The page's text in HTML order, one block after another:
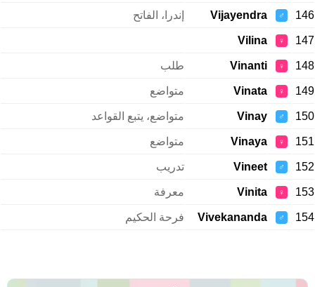
146
♂
Vijayendra إندرا، الفاتح
147
♀
Vilina
148
♀
Vinanti طلب
149
♀
Vinata متواضع
150
♂
Vinay متواضع، يتبع القواعد
151
♀
Vinaya متواضع
152
♂
Vineet تدريب
153
♀
Vinita معرفة
154
♂
Vivekananda فرحة الحكيم